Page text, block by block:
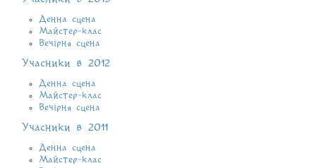
Денна сцена
Майстер-клас
Вечірня сцена
Учасники в 2012
Денна сцена
Майстер-клас
Вечірня сцена
Учасники в 2011
Денна сцена
Майстер-клас